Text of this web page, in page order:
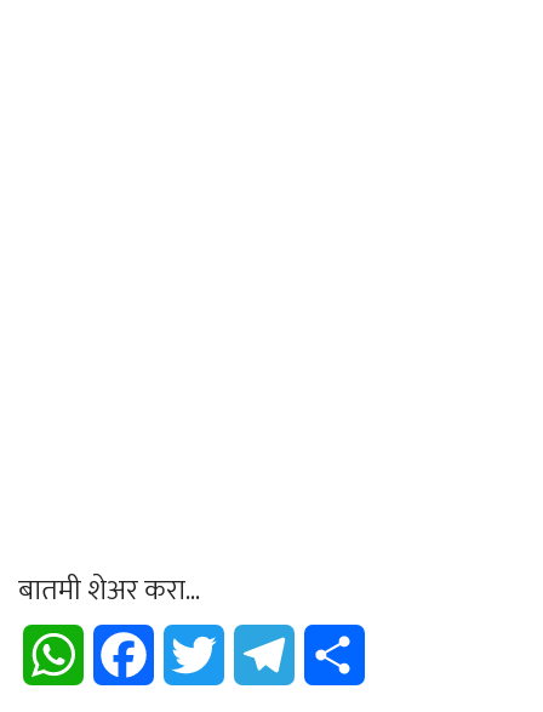
बातमी शेअर करा...
WhatsApp Facebook Twitter Telegram